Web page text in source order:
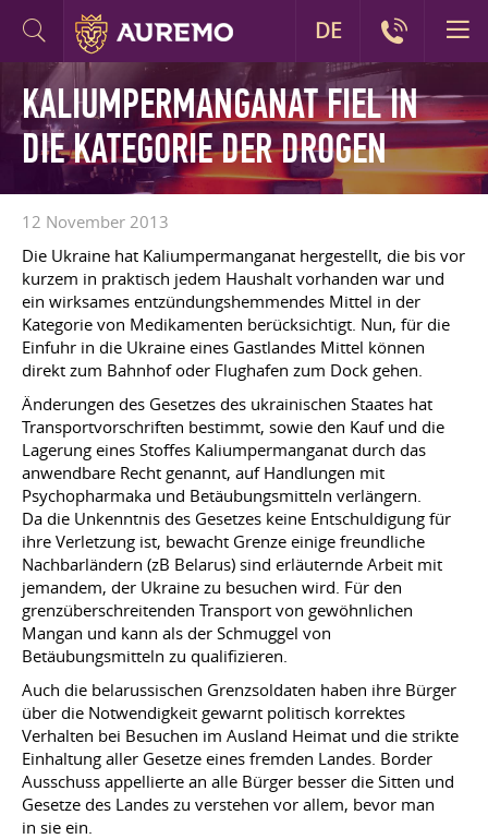
KALIUMPERMANGANAT FIEL IN
DIE KATEGORIE DER DROGEN
12 November 2013
Die Ukraine hat Kaliumpermanganat hergestellt, die bis vor
kurzem in praktisch jedem Haushalt vorhanden war und
ein wirksames entzündungshemmendes Mittel in der
Kategorie von Medikamenten berücksichtigt. Nun, für die
Einfuhr in die Ukraine eines Gastlandes Mittel können
direkt zum Bahnhof oder Flughafen zum Dock gehen.
Änderungen des Gesetzes des ukrainischen Staates hat
Transportvorschriften bestimmt, sowie den Kauf und die
Lagerung eines Stoffes Kaliumpermanganat durch das
anwendbare Recht genannt, auf Handlungen mit
Psychopharmaka und Betäubungsmitteln verlängern.
Da die Unkenntnis des Gesetzes keine Entschuldigung für
ihre Verletzung ist, bewacht Grenze einige freundliche
Nachbarländern (zB Belarus) sind erläuternde Arbeit mit
jemandem, der Ukraine zu besuchen wird. Für den
grenzüberschreitenden Transport von gewöhnlichen
Mangan und kann als der Schmuggel von
Betäubungsmitteln zu qualifizieren.
Auch die belarussischen Grenzsoldaten haben ihre Bürger
über die Notwendigkeit gewarnt politisch korrektes
Verhalten bei Besuchen im Ausland Heimat und die strikte
Einhaltung aller Gesetze eines fremden Landes. Border
Ausschuss appellierte an alle Bürger besser die Sitten und
Gesetze des Landes zu verstehen vor allem, bevor man
in sie ein.
DE